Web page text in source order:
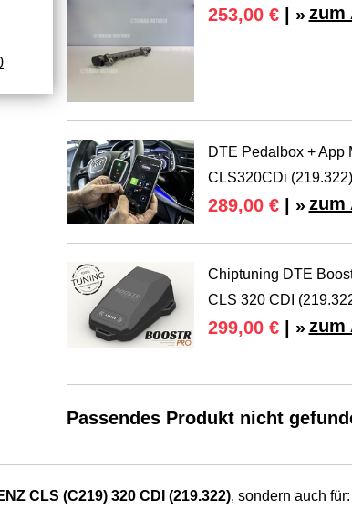
253,00 €| » zum
DTE Pedalbox + App
CLS320CDi
289,00 €| » zum
Chiptuning DTE
CLS 320 CDI
299,00 €| » zum
Passendes Produkt nicht
CLS (C219) 320 CDI (219.322), sondern auch für: